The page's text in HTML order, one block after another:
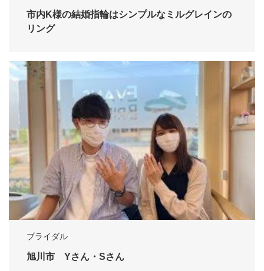
市内K様の結婚指輪はシンプルなミルグレインの
リング
ブライダル
旭川市 Yさん・Sさん